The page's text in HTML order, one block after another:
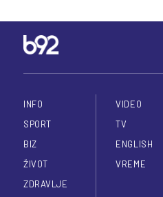
INFO
SPORT
BIZ
ŽIVOT
ZDRAVLJE
VIDEO
TV
ENGLISH
VREME